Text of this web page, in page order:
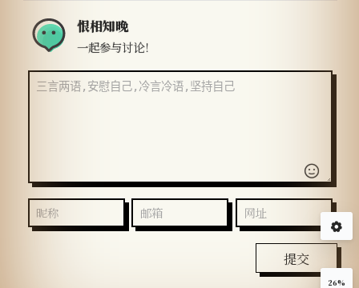
恨相知晚
一起参与讨论！
提交
26%